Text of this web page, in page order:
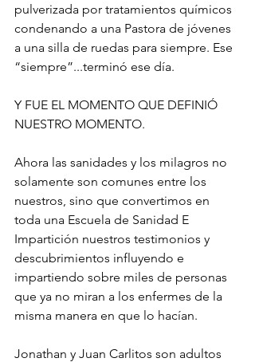
pulverizada por tratamientos químicos
condenando a una Pastora de jóvenes
a una silla de ruedas para siempre. Ese
“siempre”...terminó ese día.
Y FUE EL MOMENTO QUE DEFINIÓ
NUESTRO MOMENTO.
Ahora las sanidades y los milagros no
solamente son comunes entre los
nuestros, sino que convertimos en
toda una Escuela de Sanidad E
Impartición nuestros testimonios y
descubrimientos influyendo e
impartiendo sobre miles de personas
que ya no miran a los enfermes de la
misma manera en que lo hacían.
Jonathan y Juan Carlitos son adultos